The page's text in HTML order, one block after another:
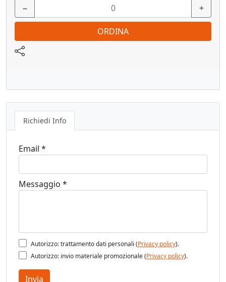
− +
ORDINA
Richiedi Info
Email *
Messaggio *
Autorizzo: trattamento dati personali (Privacy policy).
Autorizzo: invio materiale promozionale (Privacy policy).
Invia